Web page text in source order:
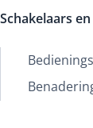
Schakelaars